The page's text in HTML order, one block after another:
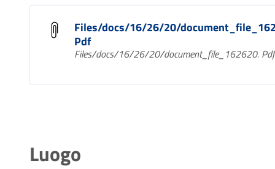
Files/docs/16/26/20/
Pdf
Files/docs/16/26/20/document_file_162620. Pdf
Luogo